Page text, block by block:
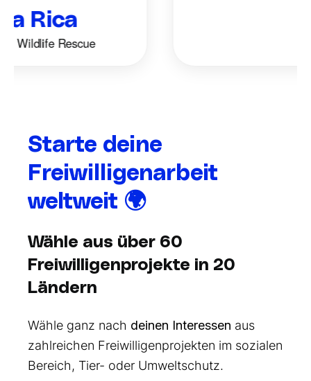
Rica
Rescue
Starte deine
Freiwilligenarbeit
weltweit 🌍
Wähle aus über 60
Freiwilligenprojekte in 20
Ländern
Wähle ganz nach deinen Interessen aus
zahlreichen Freiwilligenprojekten im sozialen
Bereich, Tier- oder Umweltschutz.